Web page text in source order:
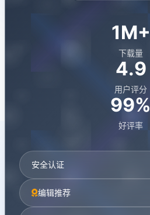
1M+
下载量
4.9
用户评分
99%
好评率
安全认证
编辑推荐